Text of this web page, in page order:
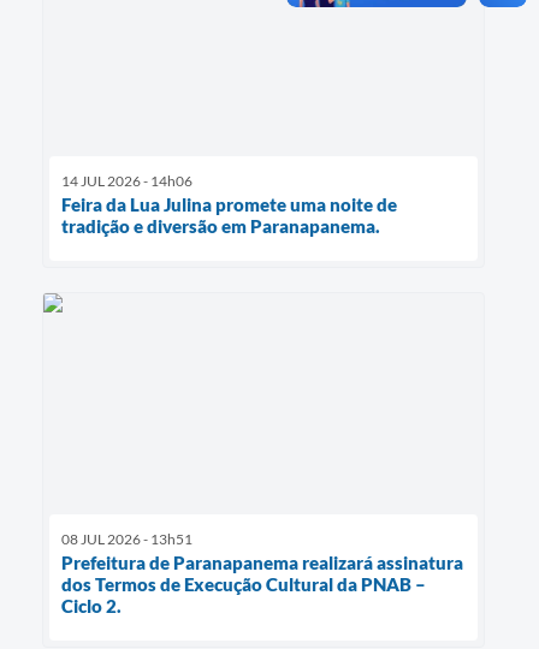
14 JUL 2026 - 14h06
Feira da Lua Julina promete uma noite de
tradição e diversão em Paranapanema.
08 JUL 2026 - 13h51
Prefeitura de Paranapanema realizará assinatura
dos Termos de Execução Cultural da PNAB –
Ciclo 2.